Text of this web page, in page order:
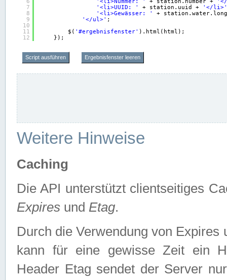
7
8
9
10
11
12
'<li>UUID: '
+ station.uuid +
'</li>'
'<li>Gewässer: '
+
'</ul>' ;
$( '#ergebnisfenster' ).html(html);
});
Script ausführen Ergebnisfenster leeren
Weitere Hinweise
Caching
Die API unterstützt clientseitiges
Expires und Etag.
Durch die Verwendung von
kann für eine gewisse Zeit ein
Header Etag sendet der Server